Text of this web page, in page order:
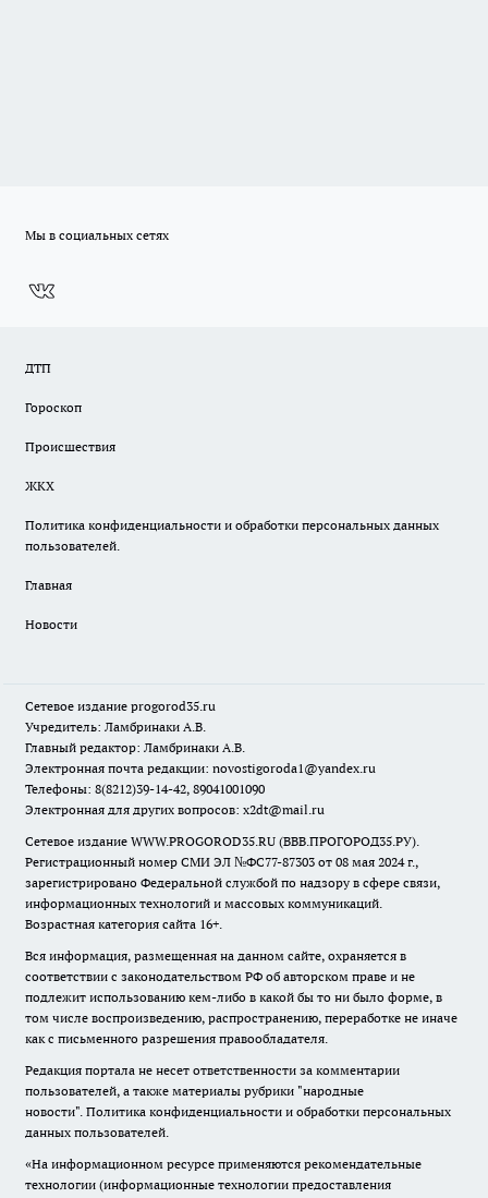
Мы в социальных сетях
ДТП
Гороскоп
Происшествия
ЖКХ
Политика конфиденциальности и обработки персональных данных
пользователей.
Главная
Новости
Сетевое издание progorod35.ru
Учредитель: Ламбринаки А.В.
Главный редактор: Ламбринаки А.В.
Электронная почта редакции: novostigoroda1@yandex.ru
Телефоны: 8(8212)39-14-42, 89041001090
Электронная для других вопросов: x2dt@mail.ru
Сетевое издание WWW.PROGOROD35.RU (ВВВ.ПРОГОРОД35.РУ).
Регистрационный номер СМИ ЭЛ №ФС77-87303 от 08 мая 2024 г.,
зарегистрировано Федеральной службой по надзору в сфере связи,
информационных технологий и массовых коммуникаций.
Возрастная категория сайта 16+.
Вся информация, размещенная на данном сайте, охраняется в
соответствии с законодательством РФ об авторском праве и не
подлежит использованию кем-либо в какой бы то ни было форме, в
том числе воспроизведению, распространению, переработке не иначе
как с письменного разрешения правообладателя.
Редакция портала не несет ответственности за комментарии
пользователей, а также материалы рубрики "народные
новости". Политика конфиденциальности и обработки персональных
данных пользователей.
«На информационном ресурсе применяются рекомендательные
технологии (информационные технологии предоставления